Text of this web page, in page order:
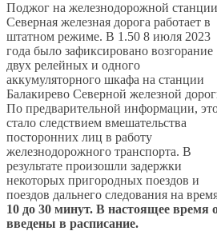
Поджог на железнодорожной
Северная железная дорога работает в
штатном режиме. В 1.50 8 июля 2023
года было зафиксировано возгорание
двух релейных и одного
аккумуляторного шкафа на станции
Балакирево Северной железной
По предварительной информации,
стало следствием вмешательства
посторонних лиц в работу
железнодорожного транспорта. В
результате произошли задержки
некоторых пригородных поездов и
поездов дальнего следования на
10 до 30 минут. В настоящее время
введены в расписание.